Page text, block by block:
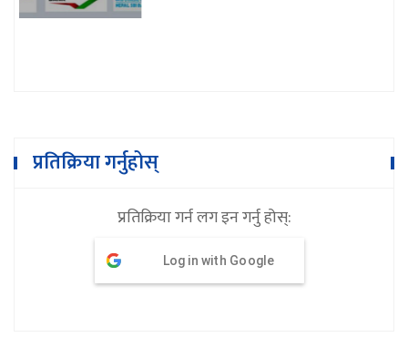
प्रतिक्रिया गर्नुहोस्
प्रतिक्रिया गर्न लग इन गर्नु होस्:
Log in with Google